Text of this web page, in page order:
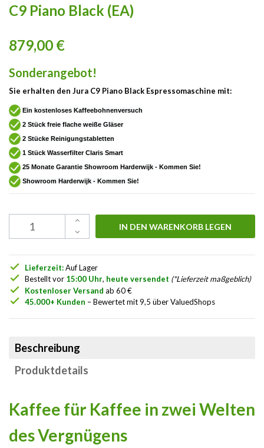
C9 Piano Black (EA)
879,00 €
Sonderangebot!
Sie erhalten den Jura C9 Piano Black Espressomaschine mit:
Ein kostenloses Kaffeebohnenversuch
2 Stück freie flache weiße Gläser
2 Stücke Reinigungstabletten
1 Stück Wasserfilter Claris Smart
25 Monate Garantie Showroom Harderwijk - Kommen Sie!
Showroom Harderwijk - Kommen Sie!
IN DEN WARENKORB LEGEN
check Lieferzeit:Auf Lager
check Bestellt vor 15:00 Uhr, heute versendet (*Lieferzeit maßgeblich)
check Kostenloser Versand ab 60 €
check 45.000+ Kunden – Bewertet mit 9,5 über ValuedShops
Beschreibung
Produktdetails
Kaffee für Kaffee in zwei Welten
des Vergnügens